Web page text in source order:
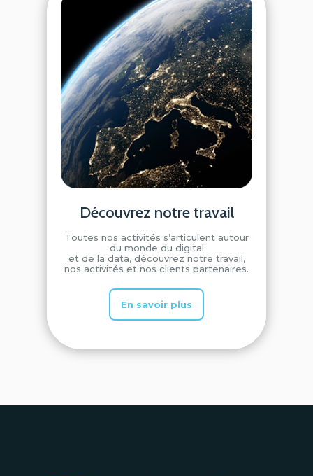
Découvrez notre travail
Toutes nos activités s’articulent autour
du monde du digital
et de la data, découvrez notre travail,
nos activités et nos clients partenaires.
En savoir plus